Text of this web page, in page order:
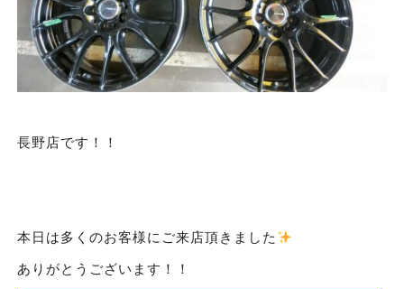
長野店です！！
本日は多くのお客様にご来店頂きました
ありがとうございます！！